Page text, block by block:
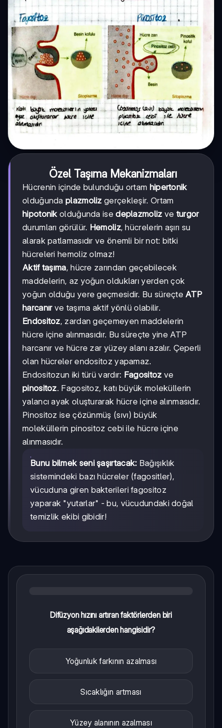
Özel Taşıma Mekanizmaları
Hücrenin içinde bulunduğu ortam hipertonik
olduğundaplazmoliz gerçekleşir. Ortam
hipotonik olduğunda isedeplazmoliz ve turgor
durumları görülür. Hemoliz, hücrelerin aşırı su
alarak patlamasıdır ve önemli bir not: bitki
hücreleri hemoliz olmaz!
Aktif taşıma, hücre zarından geçebilecek
maddelerin, az yoğun oldukları yerden çok
yoğun olduğu yere geçmesidir. Bu süreçte ATP
harcanırve taşıma aktif yönlü olabilir.
Endositoz, zardan geçemeyen maddelerin
hücre içine alınmasıdır. Bu süreçte yine ATP
harcanır ve hücre zar yüzey alanı azalır. Çeperli
olan hücreler endositoz yapamaz.
Endositozun iki türü vardır: Fagositoz ve
pinositoz. Fagositoz, katı büyük moleküllerin
yalancı ayak oluşturarak hücre içine alınmasıdır.
Pinositoz ise çözünmüş (sıvı) büyük
moleküllerin pinositoz cebi ile hücre içine
alınmasıdır.
Bunu bilmek seni şaşırtacak: Bağışıklık
sistemindeki bazı hücreler (fagositler),
vücuduna giren bakterileri fagositoz
yaparak "yutarlar" - bu, vücudundaki doğal
temizlik ekibi gibidir!
Difüzyon hızını artıran faktörlerden biri
aşağıdakilerden hangisidir?
Yoğunluk farkının azalması
Sıcaklığın artması
Yüzey alanının azalması